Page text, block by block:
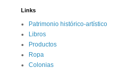
Links
Patrimonio histórico-artístico
Libros
Productos
Ropa
Colonias